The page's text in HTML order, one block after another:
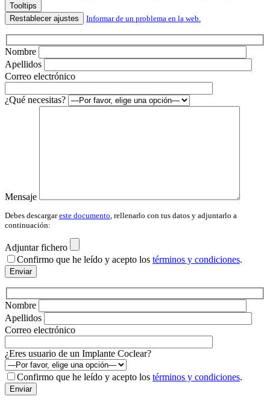
Tooltips
Restablecer ajustes
Informar de un problema en la web.
Nombre
Apellidos
Correo electrónico
¿Qué necesitas?
Mensaje
Debes descargareste documento , rellenarlo con tus datos y adjuntarlo a
continuación:
Adjuntar fichero
Confirmo que he leído y acepto los términos y condiciones.
Nombre
Apellidos
Correo electrónico
¿Eres usuario de un Implante Coclear?
Confirmo que he leído y acepto los términos y condiciones.